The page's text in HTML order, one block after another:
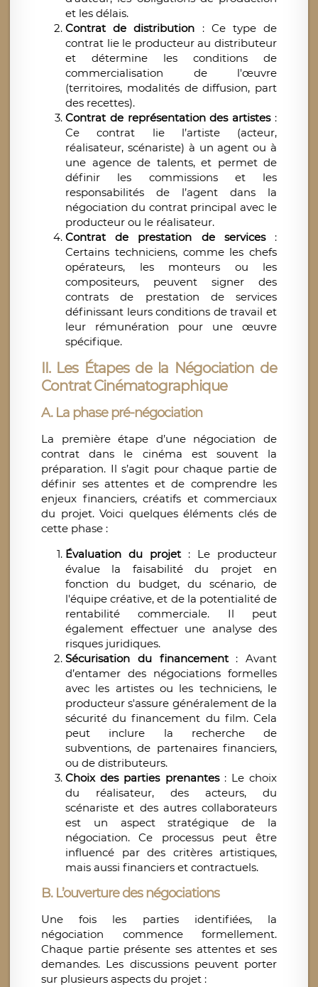
et les délais.
Contrat de distribution : Ce type de
contrat lie le producteur au distributeur
et détermine les conditions de
commercialisation de l'œuvre
(territoires, modalités de diffusion, part
des recettes).
Contrat de représentation des artistes:
Ce contrat lie l’artiste (acteur,
réalisateur, scénariste) à un agent ou à
une agence de talents, et permet de
définir les commissions et les
responsabilités de l’agent dans la
négociation du contrat principal avec le
producteur ou le réalisateur.
Contrat de prestation de services:
Certains techniciens, comme les chefs
opérateurs, les monteurs ou les
compositeurs, peuvent signer des
contrats de prestation de services
définissant leurs conditions de travail et
leur rémunération pour une œuvre
spécifique.
II. Les Étapes de la Négociation de
Contrat Cinématographique
A. La phase pré-négociation
La première étape d’une négociation de
contrat dans le cinéma est souvent la
préparation. Il s’agit pour chaque partie de
définir ses attentes et de comprendre les
enjeux financiers, créatifs et commerciaux
du projet. Voici quelques éléments clés de
cette phase :
Évaluation du projet: Le producteur
évalue la faisabilité du projet en
fonction du budget, du scénario, de
l'équipe créative, et de la potentialité de
rentabilité commerciale. Il peut
également effectuer une analyse des
risques juridiques.
Sécurisation du financement: Avant
d’entamer des négociations formelles
avec les artistes ou les techniciens, le
producteur s'assure généralement de la
sécurité du financement du film. Cela
peut inclure la recherche de
subventions, de partenaires financiers,
ou de distributeurs.
Choix des parties prenantes: Le choix
du réalisateur, des acteurs, du
scénariste et des autres collaborateurs
est un aspect stratégique de la
négociation. Ce processus peut être
influencé par des critères artistiques,
mais aussi financiers et contractuels.
B. L’ouverture des négociations
Une fois les parties identifiées, la
négociation commence formellement.
Chaque partie présente ses attentes et ses
demandes. Les discussions peuvent porter
sur plusieurs aspects du projet :